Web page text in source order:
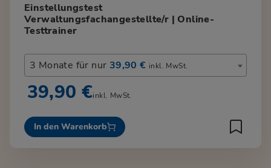
Einstellungstest
Verwaltungsfachangestellte/r | Online-
Testtrainer
3 Monate für nur 39,90 € inkl. MwSt.
39,90 €inkl. MwSt.
In den Warenkorb